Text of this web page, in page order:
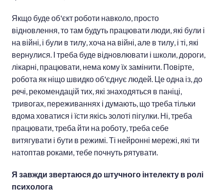
Якщо буде об'єкт роботи навколо, просто
відновлення, то там будуть працювати люди, які були і
на війні, і були в тилу, хоча на війні, але в тилу, і ті, які
вернулися. І треба буде відновлювати і школи, дороги,
лікарні, працювати, нема кому їх замінити. Повірте,
робота як ніщо швидко об'єднує людей. Це одна із, до
речі, рекомендацій тих, які знаходяться в паніці,
тривогах, переживаннях і думають, що треба тільки
вдома ховатися і їсти якісь золоті пігулки. Ні, треба
працювати, треба йти на роботу, треба себе
витягувати і бути в режимі. Ті нейронні мережі, які ти
натоптав роками, тебе почнуть рятувати.
Я завжди звертаюся до штучного інтелекту в ролі
психолога